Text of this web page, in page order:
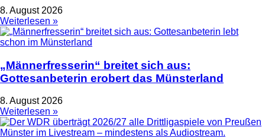
8. August 2026
Weiterlesen »
„Männerfresserin“ breitet sich aus:
Gottesanbeterin erobert das Münsterland
8. August 2026
Weiterlesen »